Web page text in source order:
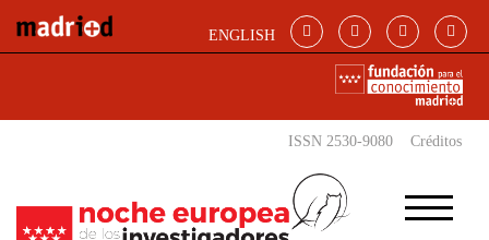
ENGLISH
ISSN 2530-9080 Créditos